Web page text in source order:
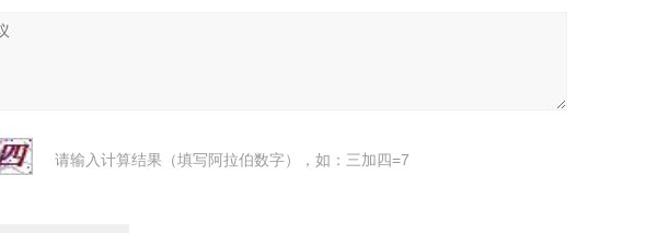
请输入计算结果（填写阿拉伯数字），如：三加四=7